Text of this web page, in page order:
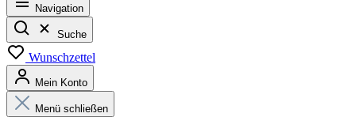
Navigation
Suche
Wunschzettel
Mein Konto
Menü schließen